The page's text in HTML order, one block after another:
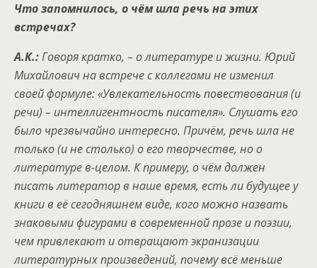
Что запомнилось, о чём шла речь на этих
встречах?
А.К.:Говоря кратко, – о литературе и жизни. Юрий
Михайлович на встрече с коллегами не изменил
своей формуле: «Увлекательность повествования (и
речи) – интеллигентность писателя». Слушать его
было чрезвычайно интересно. Причём, речь шла не
только (и не столько) о его творчестве, но о
литературе в-целом. К примеру, о чём должен
писать литератор в наше время, есть ли будущее у
книги в её сегодняшнем виде, кого можно назвать
знаковыми фигурами в современной прозе и поэзии,
чем привлекают и отвращают экранизации
литературных произведений, почему всё меньше